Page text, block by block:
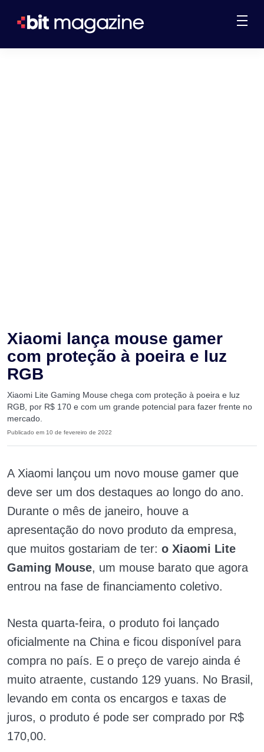
Xiaomi lança mouse gamer
com proteção à poeira e luz
RGB
Xiaomi Lite Gaming Mouse chega com proteção à poeira e luz
RGB, por R$ 170 e com um grande potencial para fazer frente no
mercado.
Publicado em 10 de fevereiro de 2022
A Xiaomi lançou um novo mouse gamer que
deve ser um dos destaques ao longo do ano.
Durante o mês de janeiro, houve a
apresentação do novo produto da empresa,
que muitos gostariam de ter: o Xiaomi Lite
Gaming Mouse, um mouse barato que agora
entrou na fase de financiamento coletivo.
Nesta quarta-feira, o produto foi lançado
oficialmente na China e ficou disponível para
compra no país. E o preço de varejo ainda é
muito atraente, custando 129 yuans. No Brasil,
levando em conta os encargos e taxas de
juros, o produto é pode ser comprado por R$
170,00.